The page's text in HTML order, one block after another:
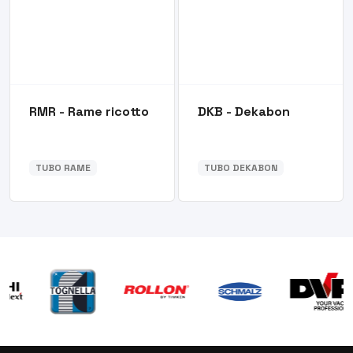
RMR - Rame ricotto
TUBO RAME
DKB - Dekabon
TUBO DEKABON